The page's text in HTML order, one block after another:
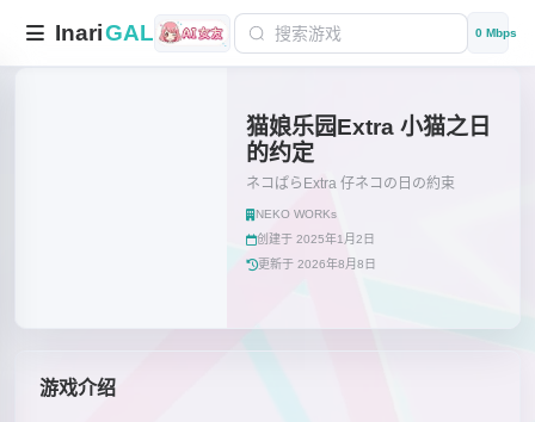
InariGAL 0 Mbps
猫娘乐园Extra 小猫之日
的约定
ネコぱらExtra 仔ネコの日の約束
NEKO WORKs
创建于 2025年1月2日
更新于 2026年8月8日
游戏介绍